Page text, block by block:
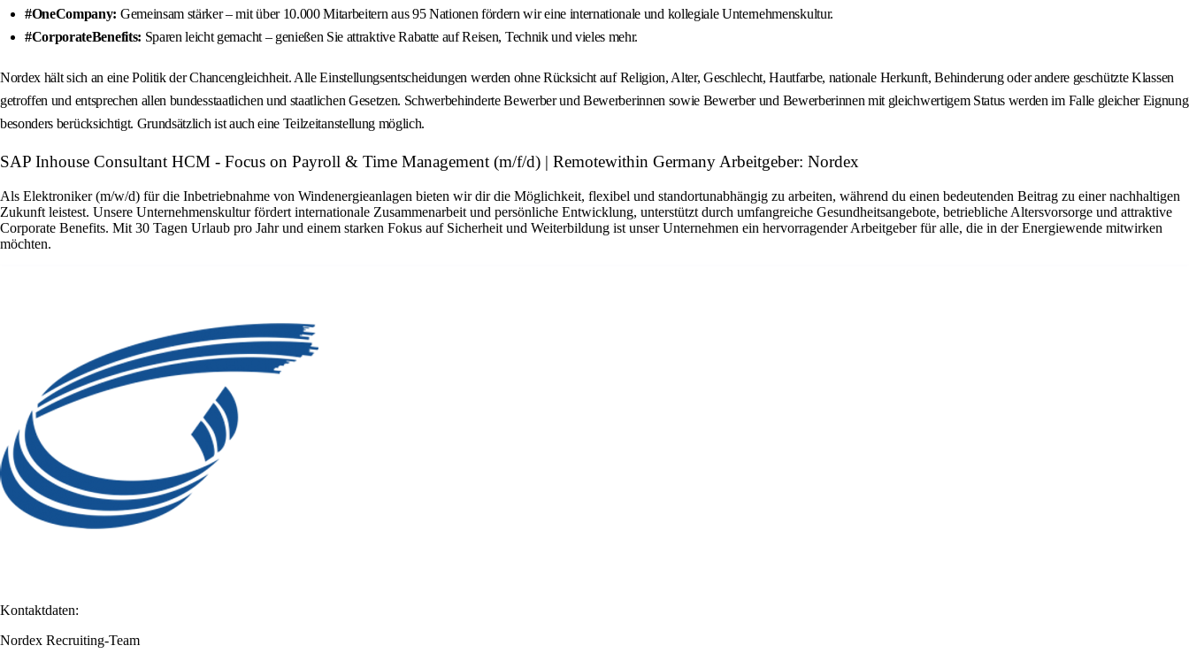
#OneCompany: Gemeinsam stärker – mit über 10.000 Mitarbeitern aus 95 Nationen fördern wir eine internationale und kollegiale Unternehmenskultur.
#CorporateBenefits: Sparen leicht gemacht – genießen Sie attraktive Rabatte auf Reisen, Technik und vieles mehr.
Nordex hält sich an eine Politik der Chancengleichheit. Alle Einstellungsentscheidungen werden ohne Rücksicht auf Religion, Alter, Geschlecht, Hautfarbe, nationale Herkunft, Behinderung oder andere geschützte Klassen
getroffen und entsprechen allen bundesstaatlichen und staatlichen Gesetzen. Schwerbehinderte Bewerber und Bewerberinnen sowie Bewerber und Bewerberinnen mit gleichwertigem Status werden im Falle gleicher Eignung
besonders berücksichtigt. Grundsätzlich ist auch eine Teilzeitanstellung möglich.
SAP Inhouse Consultant HCM - Focus on Payroll & Time Management (m/f/d) | Remotewithin Germany Arbeitgeber: Nordex
Als Elektroniker (m/w/d) für die Inbetriebnahme von Windenergieanlagen bieten wir dir die Möglichkeit, flexibel und standortunabhängig zu arbeiten, während du einen bedeutenden Beitrag zu einer nachhaltigen
Zukunft leistest. Unsere Unternehmenskultur fördert internationale Zusammenarbeit und persönliche Entwicklung, unterstützt durch umfangreiche Gesundheitsangebote, betriebliche Altersvorsorge und attraktive
Corporate Benefits. Mit 30 Tagen Urlaub pro Jahr und einem starken Fokus auf Sicherheit und Weiterbildung ist unser Unternehmen ein hervorragender Arbeitgeber für alle, die in der Energiewende mitwirken
möchten.
Kontaktdaten:
Nordex Recruiting-Team